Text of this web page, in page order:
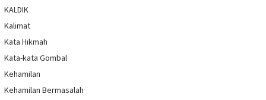
KALDIK
Kalimat
Kata Hikmah
Kata-kata Gombal
Kehamilan
Kehamilan Bermasalah